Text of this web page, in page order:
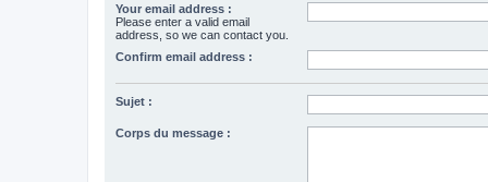
Your email address :
Please enter a valid email
address, so we can contact you.
Confirm email address :
Sujet :
Corps du message :